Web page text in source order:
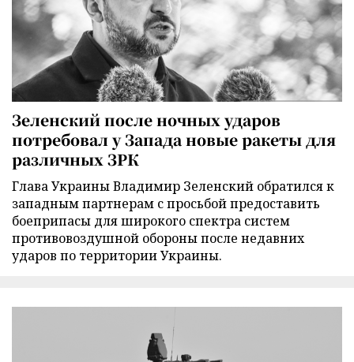
Зеленский после ночных ударов
потребовал у Запада новые ракеты для
различных ЗРК
Глава Украины Владимир Зеленский обратился к
западным партнерам с просьбой предоставить
боеприпасы для широкого спектра систем
противовоздушной обороны после недавних
ударов по территории Украины.